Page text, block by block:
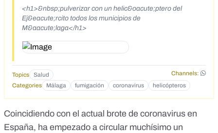
<h1>&nbsp;pulverizar con un helic&oacute;ptero del
Ej&eacute;rcito todos los municipios de
M&aacute;laga</h1>
Topics Salud
Channels:
Categories
Málaga fumigación coronavirus helicópteros
Coincidiendo con el actual brote de coronavirus en
España, ha empezado a circular muchísimo un